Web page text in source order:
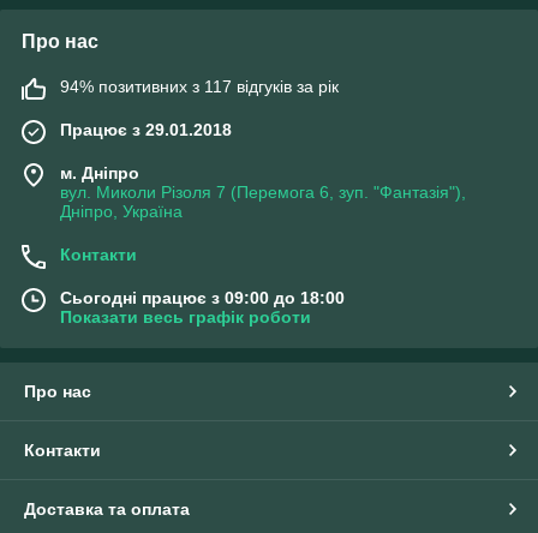
Про нас
94% позитивних з 117 відгуків за рік
Працює з 29.01.2018
м. Дніпро
вул. Миколи Різоля 7 (Перемога 6, зуп. "Фантазія"),
Дніпро, Україна
Контакти
Сьогодні працює з 09:00 до 18:00
Показати весь графік роботи
Про нас
Контакти
Доставка та оплата